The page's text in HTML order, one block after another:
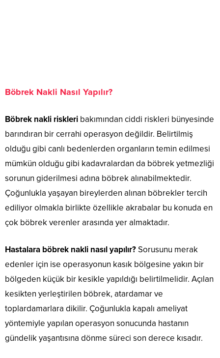
Böbrek Nakli Nasıl Yapılır?
Böbrek nakli riskleri bakımından ciddi riskleri bünyesinde
barındıran bir cerrahi operasyon değildir. Belirtilmiş
olduğu gibi canlı bedenlerden organların temin edilmesi
mümkün olduğu gibi kadavralardan da böbrek yetmezliği
sorunun giderilmesi adına böbrek alınabilmektedir.
Çoğunlukla yaşayan bireylerden alınan böbrekler tercih
ediliyor olmakla birlikte özellikle akrabalar bu konuda en
çok böbrek verenler arasında yer almaktadır.
Hastalara böbrek nakli nasıl yapılır?Sorusunu merak
edenler için ise operasyonun kasık bölgesine yakın bir
bölgeden küçük bir kesikle yapıldığı belirtilmelidir. Açılan
kesikten yerleştirilen böbrek, atardamar ve
toplardamarlara dikilir. Çoğunlukla kapalı ameliyat
yöntemiyle yapılan operasyon sonucunda hastanın
gündelik yaşantısına dönme süreci son derece kısadır.